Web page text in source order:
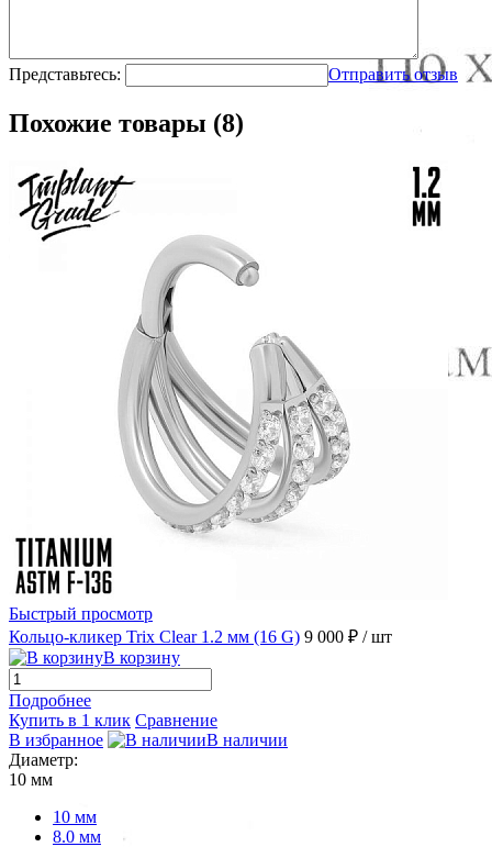
Представьтесь: Отправить отзыв
Похожие товары (8)
Быстрый просмотр
Кольцо-кликер Trix Clear 1.2 мм (16 G) 9 000 ₽ / шт
В корзину
Подробнее
Купить в 1 клик Сравнение
В избранное
В наличии
Диаметр:
10 мм
10 мм
8.0 мм